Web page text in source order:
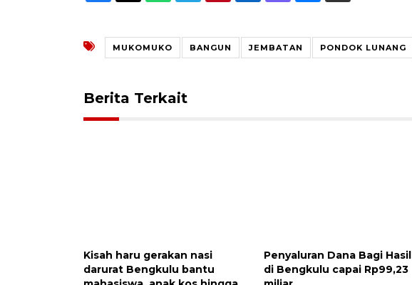
MUKOMUKO BANGUN JEMBATAN PONDOK LUNANG
Berita Terkait
Kisah haru gerakan nasi
darurat Bengkulu bantu
Penyaluran Dana Bagi Hasil
di Bengkulu capai Rp99,23